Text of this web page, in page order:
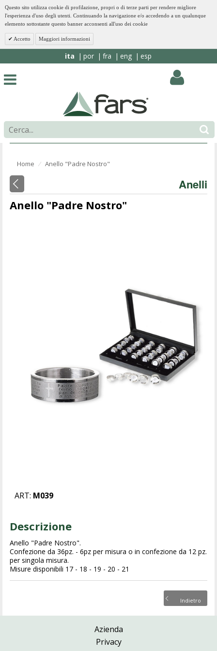
Questo sito utilizza cookie di profilazione, propri o di terze parti per rendere migliore
l'esperienza d'uso degli utenti. Continuando la navigazione e/o accedendo a un qualunque
elemento sottostante questo banner acconsenti all'uso dei cookie
Accetto Maggiori informazioni
ita por fra eng esp
Home ⁄ Anello "Padre Nostro"
Anelli
Anello "Padre Nostro"
ART: M039
Descrizione
Anello "Padre Nostro".
Confezione da 36pz. - 6pz per misura o in confezione da 12 pz.
per singola misura.
Misure disponibili 17 - 18 - 19 - 20 - 21
Indietro
Azienda
Privacy